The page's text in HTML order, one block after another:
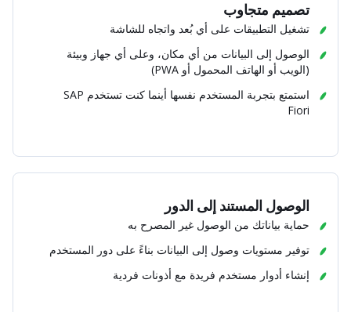
تصميم متجاوب
تشغيل التطبيقات على أي بُعد واتجاه للشاشة
الوصول إلى البيانات من أي مكان، وعلى أي جهاز وبيئة
(الويب أو الهاتف المحمول أو PWA)
استمتع بتجربة المستخدم نفسها أينما كنت تستخدم SAP
Fiori
الوصول المستند إلى الدور
حماية بياناتك من الوصول غير المصرح به
توفير مستويات وصول إلى البيانات بناءً على دور المستخدم
إنشاء أدوار مستخدم فريدة مع أذونات فردية